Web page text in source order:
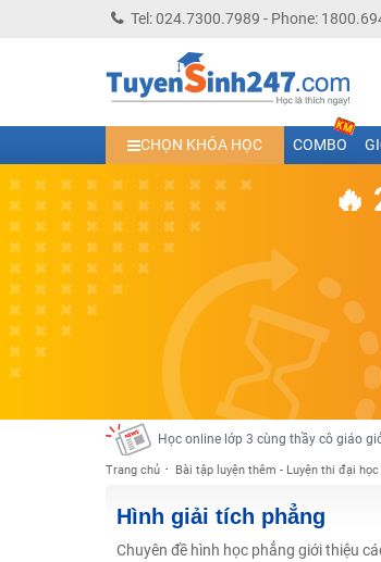
Tel: 024.7300.7989 - Phone:
CHỌN KHÓA HỌC COMBO
🔥
Học trực tuyến lớp 10 các môn Toán
Học trực tuyến lớp 11 đủ môn cùng
Học online trực tuyến cấp Tiểu học
Học online lớp 5 cùng thầy cô giáo
Học online lớp 7 cùng thầy cô giáo giỏi
Học online lớp 6 cùng thầy cô giỏi, nổi
Học online lớp 8 cùng thầy cô giáo giỏi
2K13! Bứt Phá Lớp 5 Năm Học 2023 -
Học online lớp 4 cùng thầy cô giáo
Học online lớp 3 cùng thầy cô giáo
Học online lớp 2 với thầy cô giáo giỏi,
2K6! Lộ Trình Sun 2024 - Ba bước
Hot! Lễ hội đồng giá 449K - 499K
Trang chủ Bài tập luyện thêm - Luyện thi đại
Hình giải tích phẳng
Chuyên đề hình học phẳng giới thiệu